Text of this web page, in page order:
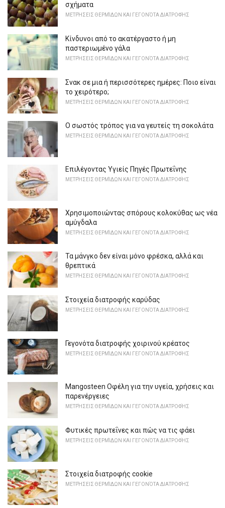
σχήματα
ΜΕΤΡΉΣΕΙΣ ΘΕΡΜΊΔΩΝ ΚΑΙ ΓΕΓΟΝΌΤΑ ΔΙΑΤΡΟΦΉΣ
Κίνδυνοι από το ακατέργαστο ή μη
παστεριωμένο γάλα
ΜΕΤΡΉΣΕΙΣ ΘΕΡΜΊΔΩΝ ΚΑΙ ΓΕΓΟΝΌΤΑ ΔΙΑΤΡΟΦΉΣ
Σνακ σε μια ή περισσότερες ημέρες: Ποιο είναι
το χειρότερο;
ΜΕΤΡΉΣΕΙΣ ΘΕΡΜΊΔΩΝ ΚΑΙ ΓΕΓΟΝΌΤΑ ΔΙΑΤΡΟΦΉΣ
Ο σωστός τρόπος για να γευτείς τη σοκολάτα
ΜΕΤΡΉΣΕΙΣ ΘΕΡΜΊΔΩΝ ΚΑΙ ΓΕΓΟΝΌΤΑ ΔΙΑΤΡΟΦΉΣ
Επιλέγοντας Υγιείς Πηγές Πρωτεΐνης
ΜΕΤΡΉΣΕΙΣ ΘΕΡΜΊΔΩΝ ΚΑΙ ΓΕΓΟΝΌΤΑ ΔΙΑΤΡΟΦΉΣ
Χρησιμοποιώντας σπόρους κολοκύθας ως νέα
αμύγδαλα
ΜΕΤΡΉΣΕΙΣ ΘΕΡΜΊΔΩΝ ΚΑΙ ΓΕΓΟΝΌΤΑ ΔΙΑΤΡΟΦΉΣ
Τα μάνγκο δεν είναι μόνο φρέσκα, αλλά και
θρεπτικά
ΜΕΤΡΉΣΕΙΣ ΘΕΡΜΊΔΩΝ ΚΑΙ ΓΕΓΟΝΌΤΑ ΔΙΑΤΡΟΦΉΣ
Στοιχεία διατροφής καρύδας
ΜΕΤΡΉΣΕΙΣ ΘΕΡΜΊΔΩΝ ΚΑΙ ΓΕΓΟΝΌΤΑ ΔΙΑΤΡΟΦΉΣ
Γεγονότα διατροφής χοιρινού κρέατος
ΜΕΤΡΉΣΕΙΣ ΘΕΡΜΊΔΩΝ ΚΑΙ ΓΕΓΟΝΌΤΑ ΔΙΑΤΡΟΦΉΣ
Mangosteen Οφέλη για την υγεία, χρήσεις και
παρενέργειες
ΜΕΤΡΉΣΕΙΣ ΘΕΡΜΊΔΩΝ ΚΑΙ ΓΕΓΟΝΌΤΑ ΔΙΑΤΡΟΦΉΣ
Φυτικές πρωτεΐνες και πώς να τις φάει
ΜΕΤΡΉΣΕΙΣ ΘΕΡΜΊΔΩΝ ΚΑΙ ΓΕΓΟΝΌΤΑ ΔΙΑΤΡΟΦΉΣ
Στοιχεία διατροφής cookie
ΜΕΤΡΉΣΕΙΣ ΘΕΡΜΊΔΩΝ ΚΑΙ ΓΕΓΟΝΌΤΑ ΔΙΑΤΡΟΦΉΣ